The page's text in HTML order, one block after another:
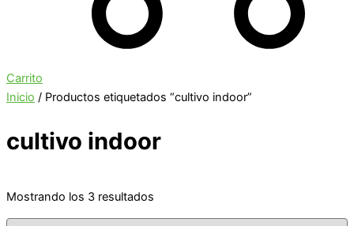
Carrito
Inicio / Productos etiquetados “cultivo indoor”
cultivo indoor
Mostrando los 3 resultados